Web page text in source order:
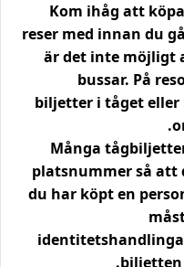
Kom ihåg att
reser med innan du
är det inte möjligt
bussar. På
biljetter i tåget eller
Många
platsnummer så att
du har köpt en
biljetten